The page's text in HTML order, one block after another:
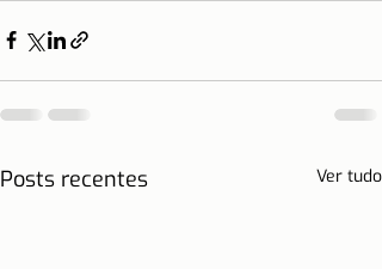
Posts recentes Ver tudo